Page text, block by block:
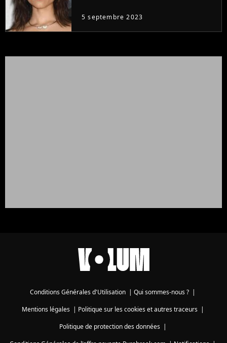
5 septembre 2023
Conditions Générales d'Utilisation | Qui sommes-nous ? |
Mentions légales| Politique sur les cookies et autres traceurs|
Politique de protection des données|